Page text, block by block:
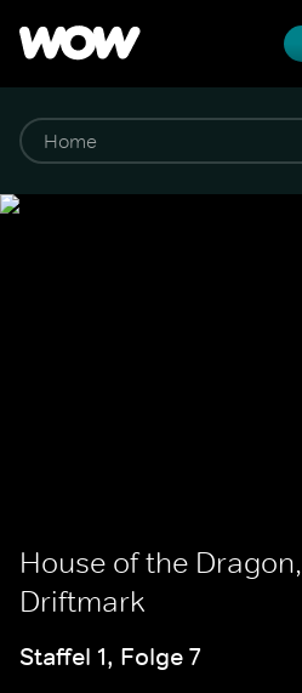
House of the Dragon,
Driftmark
Staffel 1, Folge 7